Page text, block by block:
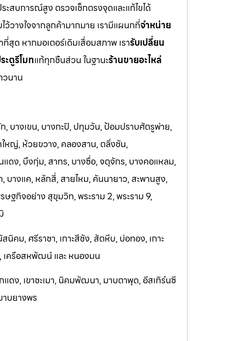
ะสบการณ์สูง ตรวจเช็กตรงจุดและแก้ไขได้
ว้วางใจจากลูกค้ามากมาย เรามีแผนกที่จำหน่าย
สุด หากมอเตอร์เดิมเสื่อมสภาพ เรารับเปลี่ยน
ะตูรีโมทแท้ทุกชิ้นส่วน ในฐานะร้านขายอะไหล่
วนาน
บางเขน, บางกะปิ, ปทุมวัน, ป้อมปราบศัตรูพ่าย,
หญ่, ห้วยขวาง, คลองสาน, ตลิ่งชัน,
ง, บึงกุ่ม, สาทร, บางซื่อ, จตุจักร, บางคอแหลม,
บางแค, หลักสี่, สายไหม, คันนายาว, สะพานสูง,
ฐกิจอย่าง สุขุมวิท, พระราม 2, พระราม 9,
คม, ศรีราชา, เกาะสีชัง, สัตหีบ, บ่อทอง, เกาะ
เครือสหพัฒน์ และ หนองมน
ดง, เขาชะเมา, นิคมพัฒนา, มาบตาพุด, อีสเทิร์นซี
าบยางพร